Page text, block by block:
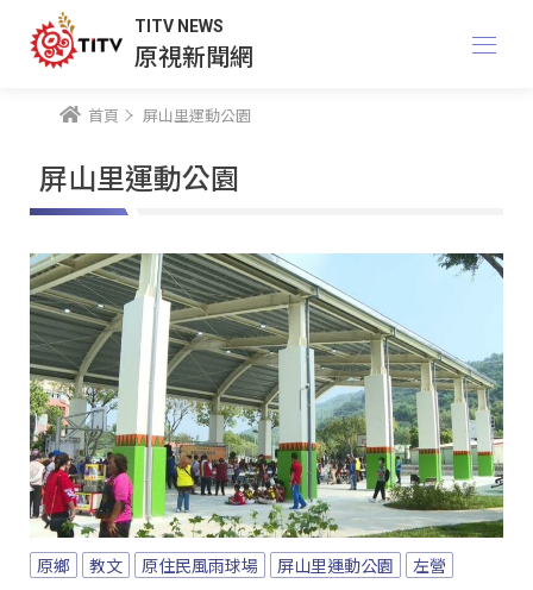
TITV NEWS
原視新聞網
首頁 屏山里運動公園
屏山里運動公園
原鄉 教文 原住民風雨球場 屏山里運動公園 左營